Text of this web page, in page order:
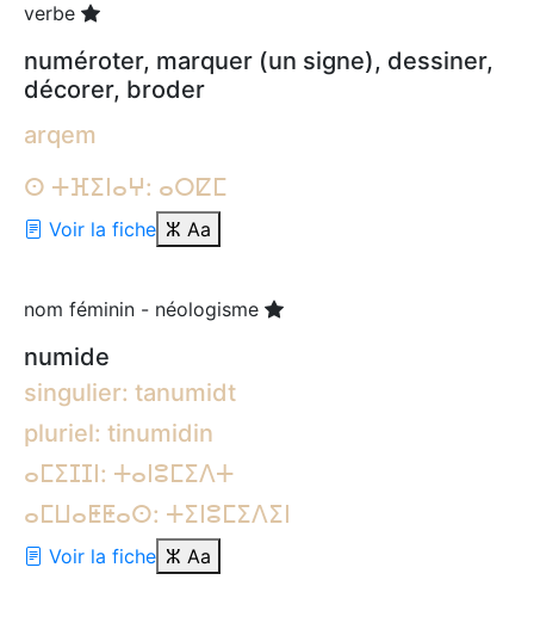
verbe
numéroter, marquer (un signe), dessiner,
décorer, broder
arqem
ⵙ ⵜⴼⵉⵏⴰⵖ: ⴰⵔⵇⵎ
Voir la fiche ⵣ Aa
nom féminin - néologisme
numide
singulier: tanumidt
pluriel: tinumidin
ⴰⵎⵉⵊⵊⵏ: ⵜⴰⵏⵓⵎⵉⴷⵜ
ⴰⵎⵡⴰⵟⵟⴰⵙ: ⵜⵉⵏⵓⵎⵉⴷⵉⵏ
Voir la fiche ⵣ Aa